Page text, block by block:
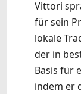
Vittori
für sein
lokale
der in
Basis für
indem er